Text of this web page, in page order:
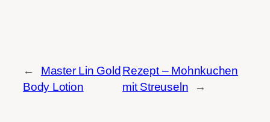
←
Master Lin Gold
Body Lotion
Rezept – Mohnkuchen
mit Streuseln
→